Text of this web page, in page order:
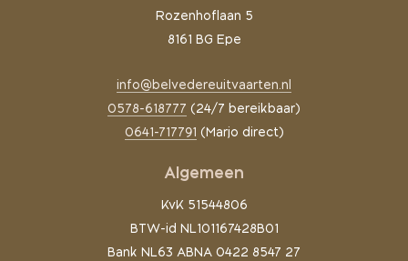
Rozenhoflaan 5
8161 BG Epe
info@belvedereuitvaarten.nl
0578-618777 (24/7 bereikbaar)
0641-717791 (Marjo direct)
Algemeen
KvK 51544806
BTW-id NL101167428B01
Bank NL63 ABNA 0422 8547 27